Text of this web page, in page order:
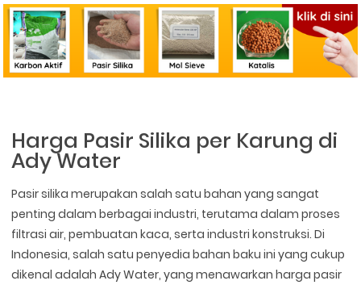
Harga Pasir Silika per Karung di
Ady Water
Pasir silika merupakan salah satu bahan yang sangat
penting dalam berbagai industri, terutama dalam proses
filtrasi air, pembuatan kaca, serta industri konstruksi. Di
Indonesia, salah satu penyedia bahan baku ini yang cukup
dikenal adalah Ady Water, yang menawarkan harga pasir